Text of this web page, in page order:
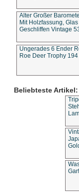
Alter Großer
Mit Holzfassung, Glas
Geschliffen Vintage
Ungerades 6 Ender
Roe Deer Trophy 194
Beliebteste Artikel: